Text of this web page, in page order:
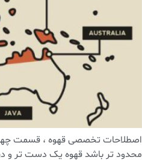
محدود تر باشد قهوه یک دست تر و